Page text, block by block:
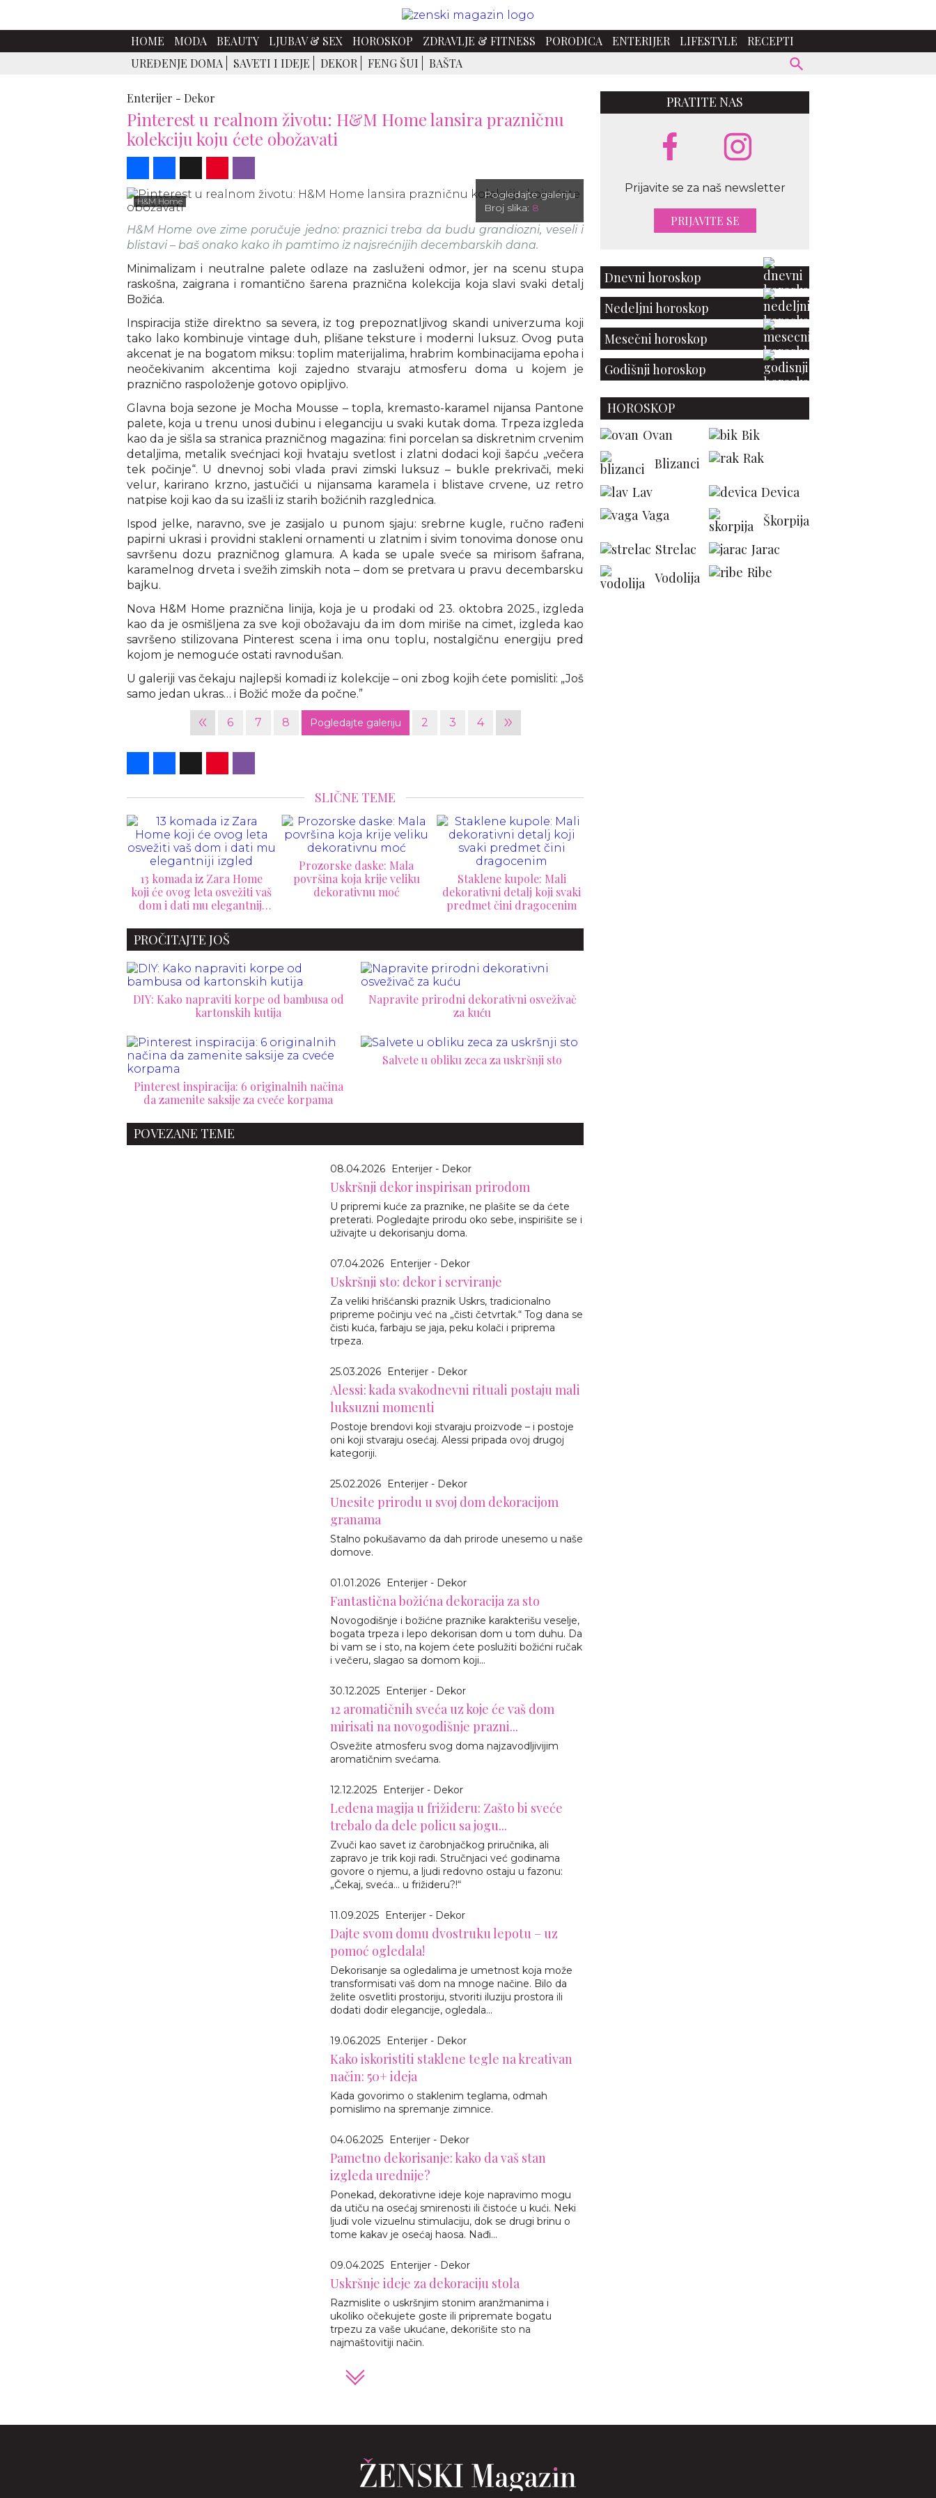
HOME MODA BEAUTY LJUBAV & SEX HOROSKOP ZDRAVLJE & FITNESS PORODICA ENTERIJER LIFESTYLE
RECEPTI
UREĐENJE DOMA
SAVETI I IDEJE DEKOR FENG ŠUI BAŠTA
Enterijer - Dekor
Pinterest u realnom životu: H&M Home lansira prazničnu
kolekciju koju ćete obožavati
H&M Home
Pogledajte galeriju
Broj slika: 8
H&M Home ove zime poručuje jedno: praznici treba da budu grandiozni, veseli i
blistavi – baš onako kako ih pamtimo iz najsrećnijih decembarskih dana.
Minimalizam i neutralne palete odlaze na zasluženi odmor, jer na scenu stupa
raskošna, zaigrana i romantično šarena praznična kolekcija koja slavi svaki detalj
Božića.
Inspiracija stiže direktno sa severa, iz tog prepoznatljivog skandi univerzuma koji
tako lako kombinuje vintage duh, plišane teksture i moderni luksuz. Ovog puta
akcenat je na bogatom miksu: toplim materijalima, hrabrim kombinacijama epoha i
neočekivanim akcentima koji zajedno stvaraju atmosferu doma u kojem je
praznično raspoloženje gotovo opipljivo.
Glavna boja sezone je Mocha Mousse – topla, kremasto-karamel nijansa Pantone
palete, koja u trenu unosi dubinu i eleganciju u svaki kutak doma. Trpeza izgleda
kao da je sišla sa stranica prazničnog magazina: fini porcelan sa diskretnim crvenim
detaljima, metalik svećnjaci koji hvataju svetlost i zlatni dodaci koji šapću „večera
tek počinje“. U dnevnoj sobi vlada pravi zimski luksuz – bukle prekrivači, meki
velur, karirano krzno, jastučići u nijansama karamela i blistave crvene, uz retro
natpise koji kao da su izašli iz starih božićnih razglednica.
Ispod jelke, naravno, sve je zasijalo u punom sjaju: srebrne kugle, ručno rađeni
papirni ukrasi i providni stakleni ornamenti u zlatnim i sivim tonovima donose onu
savršenu dozu prazničnog glamura. A kada se upale sveće sa mirisom šafrana,
karamelnog drveta i svežih zimskih nota – dom se pretvara u pravu decembarsku
bajku.
Nova H&M Home praznična linija, koja je u prodaki od 23. oktobra 2025., izgleda
kao da je osmišljena za sve koji obožavaju da im dom miriše na cimet, izgleda kao
savršeno stilizovana Pinterest scena i ima onu toplu, nostalgičnu energiju pred
kojom je nemoguće ostati ravnodušan.
U galeriji vas čekaju najlepši komadi iz kolekcije – oni zbog kojih ćete pomisliti: „Još
samo jedan ukras… i Božić može da počne.”
« 6 7 8 Pogledajte galeriju 2 3 4 »
SLIČNE TEME
Prozorske daske: Mala
površina koja krije veliku
dekorativnu moć
Staklene kupole: Mali
dekorativni detalj koji svaki
Koža kao umetnost: vaze
koje brišu granicu između
tela i dizajna
PROČITAJTE JOŠ
DIY: Kako napraviti korpe od bambusa od
kartonskih kutija
Napravite prirodni dekorativni osveživač
za kuću
Pinterest inspiracija: 6 originalnih načina
da zamenite saksije za cveće korpama
Salvete u obliku zeca za uskršnji sto
POVEZANE TEME
08.04.2026 Enterijer - Dekor
Uskršnji dekor inspirisan prirodom
U pripremi kuće za praznike, ne plašite se da ćete
preterati. Pogledajte prirodu oko sebe, inspirišite se i
uživajte u dekorisanju doma.
07.04.2026 Enterijer - Dekor
Uskršnji sto: dekor i serviranje
Za veliki hrišćanski praznik Uskrs, tradicionalno
pripreme počinju već na „čisti četvrtak.“ Tog dana se
čisti kuća, farbaju se jaja, peku kolači i priprema
trpeza.
25.03.2026 Enterijer - Dekor
Alessi: kada svakodnevni rituali postaju mali
luksuzni momenti
Postoje brendovi koji stvaraju proizvode – i postoje
oni koji stvaraju osećaj. Alessi pripada ovoj drugoj
kategoriji.
25.02.2026 Enterijer - Dekor
Unesite prirodu u svoj dom dekoracijom
granama
Stalno pokušavamo da dah prirode unesemo u naše
domove.
01.01.2026 Enterijer - Dekor
Fantastična božićna dekoracija za sto
Novogodišnje i božićne praznike karakterišu veselje,
bogata trpeza i lepo dekorisan dom u tom duhu. Da
bi vam se i sto, na kojem ćete poslužiti božićni ručak
i večeru, slagao sa domom koji...
30.12.2025 Enterijer - Dekor
12 aromatičnih sveća uz koje će vaš dom
mirisati na novogodišnje prazni...
Osvežite atmosferu svog doma najzavodljivijim
aromatičnim svećama.
12.12.2025 Enterijer - Dekor
Ledena magija u frižideru: Zašto bi sveće
trebalo da dele policu sa jogu...
Zvuči kao savet iz čarobnjačkog priručnika, ali
zapravo je trik koji radi. Stručnjaci već godinama
govore o njemu, a ljudi redovno ostaju u fazonu:
„Čekaj, sveća… u frižideru?!“
11.09.2025 Enterijer - Dekor
Dajte svom domu dvostruku lepotu – uz
pomoć ogledala!
Dekorisanje sa ogledalima je umetnost koja može
transformisati vaš dom na mnoge načine. Bilo da
želite osvetliti prostoriju, stvoriti iluziju prostora ili
dodati dodir elegancije, ogledala...
19.06.2025 Enterijer - Dekor
Kako iskoristiti staklene tegle na kreativan
način: 50+ ideja
Kada govorimo o staklenim teglama, odmah
pomislimo na spremanje zimnice.
04.06.2025 Enterijer - Dekor
Pametno dekorisanje: kako da vaš stan
izgleda urednije?
Ponekad, dekorativne ideje koje napravimo mogu
da utiču na osećaj smirenosti ili čistoće u kući. Neki
ljudi vole vizuelnu stimulaciju, dok se drugi brinu o
tome kakav je osećaj haosa. Nađi...
09.04.2025 Enterijer - Dekor
Uskršnje ideje za dekoraciju stola
Razmislite o uskršnjim stonim aranžmanima i
ukoliko očekujete goste ili pripremate bogatu
trpezu za vaše ukućane, dekorišite sto na
najmaštovitiji način.
PRATITE NAS
Prijavite se za naš newsletter
PRIJAVITE SE
Dnevni horoskop
Nedeljni horoskop
Mesečni horoskop
Godišnji horoskop
HOROSKOP
Ovan
Bik
Blizanci
Rak
Lav
Devica
Vaga
Škorpija
Strelac
Jarac
Vodolija
Ribe